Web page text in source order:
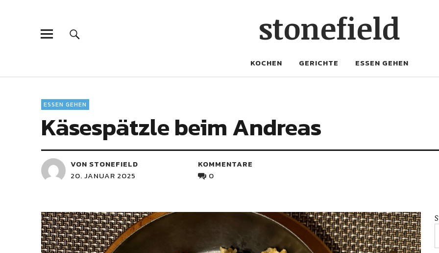
stonefield
KOCHEN GERICHTE ESSEN GEHEN
ESSEN GEHEN
Käsespätzle beim Andreas
VON STONEFIELD
20. JANUAR 2025
KOMMENTARE
0